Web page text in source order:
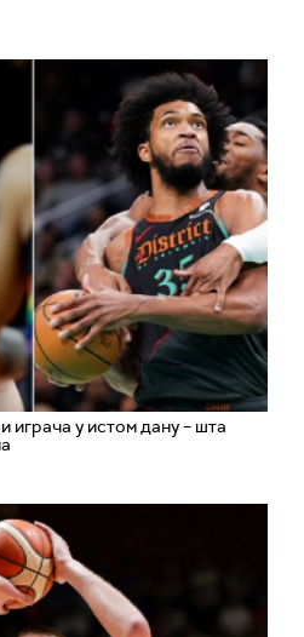
играча у истом дану – шта